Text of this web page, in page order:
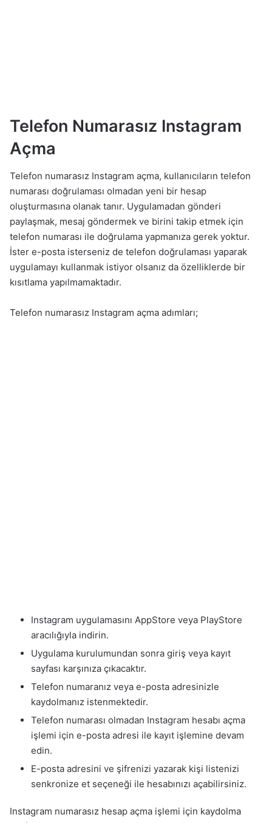
Telefon Numarasız Instagram
Açma
Telefon numarasız Instagram açma, kullanıcıların telefon
numarası doğrulaması olmadan yeni bir hesap
oluşturmasına olanak tanır. Uygulamadan gönderi
paylaşmak, mesaj göndermek ve birini takip etmek için
telefon numarası ile doğrulama yapmanıza gerek yoktur.
İster e-posta isterseniz de telefon doğrulaması yaparak
uygulamayı kullanmak istiyor olsanız da özelliklerde bir
kısıtlama yapılmamaktadır.
Telefon numarasız Instagram açma adımları;
Instagram uygulamasını AppStore veya PlayStore
aracılığıyla indirin.
Uygulama kurulumundan sonra giriş veya kayıt
sayfası karşınıza çıkacaktır.
Telefon numaranız veya e-posta adresinizle
kaydolmanız istenmektedir.
Telefon numarası olmadan Instagram hesabı açma
işlemi için e-posta adresi ile kayıt işlemine devam
edin.
E-posta adresini ve şifrenizi yazarak kişi listenizi
senkronize et seçeneği ile hesabınızı açabilirsiniz.
Instagram numarasız hesap açma işlemi için kaydolma